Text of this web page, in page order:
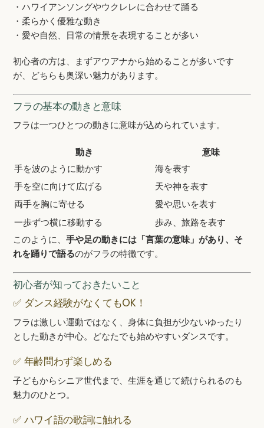
・ハワイアンソングやウクレレに合わせて踊る
・柔らかく優雅な動き
・愛や自然、日常の情景を表現することが多い
初心者の方は、まずアウアナから始めることが多いです
が、どちらも奥深い魅力があります。
フラの基本の動きと意味
フラは一つひとつの動きに意味が込められています。
動き
意味
手を波のように動かす
海を表す
手を空に向けて広げる
天や神を表す
両手を胸に寄せる
愛や思いを表す
一歩ずつ横に移動する
歩み、旅路を表す
このように、手や足の動きには「言葉の意味」があり、そ
れを踊りで語るのがフラの特徴です。
初心者が知っておきたいこと
✅ ダンス経験がなくてもOK！
フラは激しい運動ではなく、身体に負担が少ないゆったり
とした動きが中心。どなたでも始めやすいダンスです。
✅ 年齢問わず楽しめる
子どもからシニア世代まで、生涯を通じて続けられるのも
魅力のひとつ。
✅ ハワイ語の歌詞に触れる